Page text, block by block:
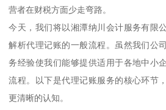
营者在财税方面少走弯路。
今天，我们将以湘潭纳川会计服务有限
解析代理记账的一般流程。虽然我们公
务经验使我们能够提供适用于各地中小
流程。以下是代理记账服务的核心环节
更清晰的认知。